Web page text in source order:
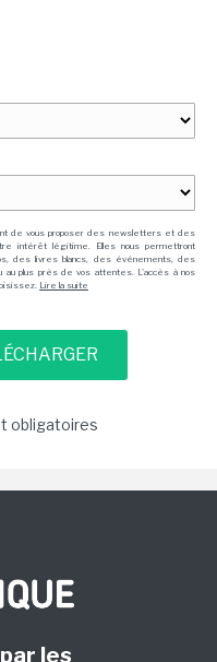
de vous proposer des newsletters et des
intérêt légitime. Elles nous permettront
des livres blancs, des événements, des
plus près de vos attentes. L'accès à nos
Lire la suite
obligatoires
les